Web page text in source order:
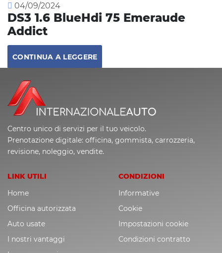
04/09/2024
DS3 1.6 BlueHdi 75 Emeraude
Addict
CONTINUA A LEGGERE
Centro unico di servizi per il tuo veicolo.
Prenotazione digitale: officina, gommista, carrozzeria,
revisione, noleggio, vendite.
LINK UTILI
Home
Officina autorizzata
Auto usate
I nostri vantaggi
CONDIZIONI
Informative
Cookie
Impostazioni cookie
Condizioni contratto